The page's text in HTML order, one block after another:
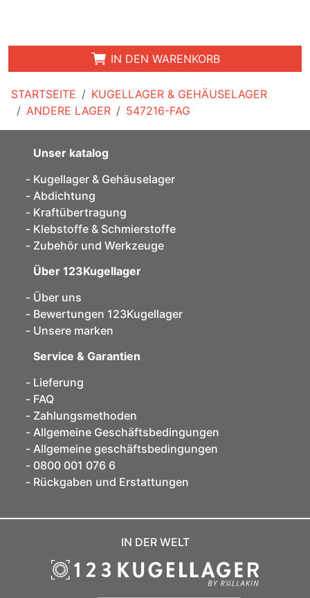
STARTSEITE
KUGELLAGER & GEHÄUSELAGER
ANDERE LAGER
547216-FAG
IN DEN WARENKORB
Unser katalog
Kugellager & Gehäuselager
Abdichtung
Kraftübertragung
Klebstoffe & Schmierstoffe
Zubehör und Werkzeuge
Über 123Kugellager
Über uns
Bewertungen 123Kugellager
Unsere marken
Service & Garantien
Lieferung
FAQ
Zahlungsmethoden
Allgemeine Geschäftsbedingungen
Allgemeine geschäftsbedingungen
0800 001 076 6
Rückgaben und Erstattungen
IN DER WELT